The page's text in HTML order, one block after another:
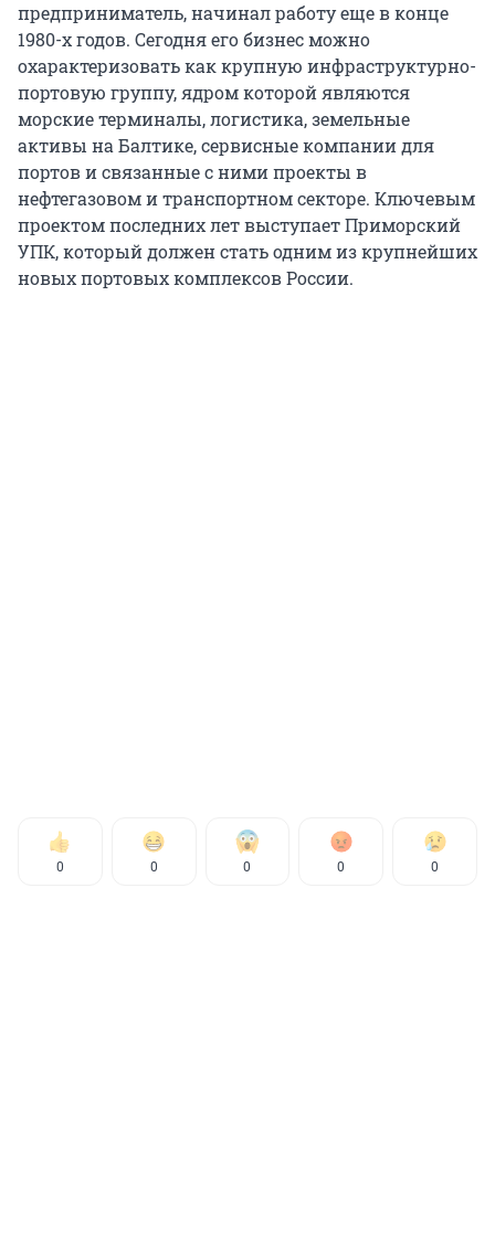
предприниматель, начинал работу еще в конце
1980-х годов. Сегодня его бизнес можно
охарактеризовать как крупную инфраструктурно-
портовую группу, ядром которой являются
морские терминалы, логистика, земельные
активы на Балтике, сервисные компании для
портов и связанные с ними проекты в
нефтегазовом и транспортном секторе. Ключевым
проектом последних лет выступает Приморский
УПК, который должен стать одним из крупнейших
новых портовых комплексов России.
0 0 0 0 0